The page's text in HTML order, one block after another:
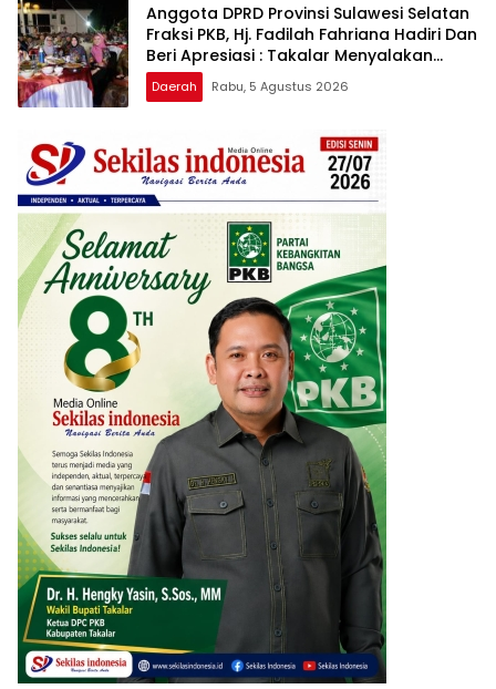
Anggota DPRD Provinsi Sulawesi Selatan
Fraksi PKB, Hj. Fadilah Fahriana Hadiri Dan
Beri Apresiasi : Takalar Menyalakan
Lentera Pengabdian Melalui Malam
Apresiasi dan Inovasi Award 2026
Daerah Rabu, 5 Agustus 2026